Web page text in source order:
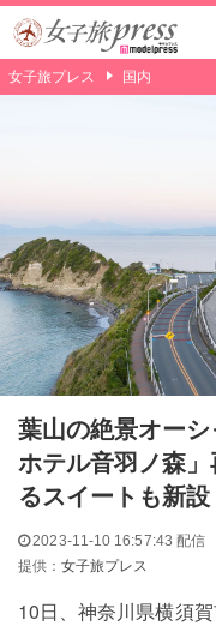
女子旅プレス 国内
葉山の絶景オー
ホテル音羽ノ森
るスイートも新設
2023-11-10 16:57:43 配信
提供：女子旅プレス
10日、神奈川県横須